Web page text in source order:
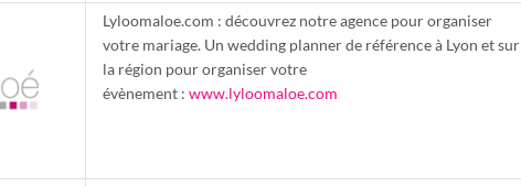
Lyloomaloe.com : découvrez notre agence pour organiser
votre mariage. Un wedding planner de référence à Lyon et sur
la région pour organiser votre
évènement : www.lyloomaloe.com